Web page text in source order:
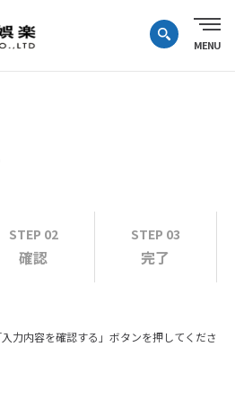
STEP 02
確認
STEP 03
完了
力内容を確認する」ボタンを押してくださ